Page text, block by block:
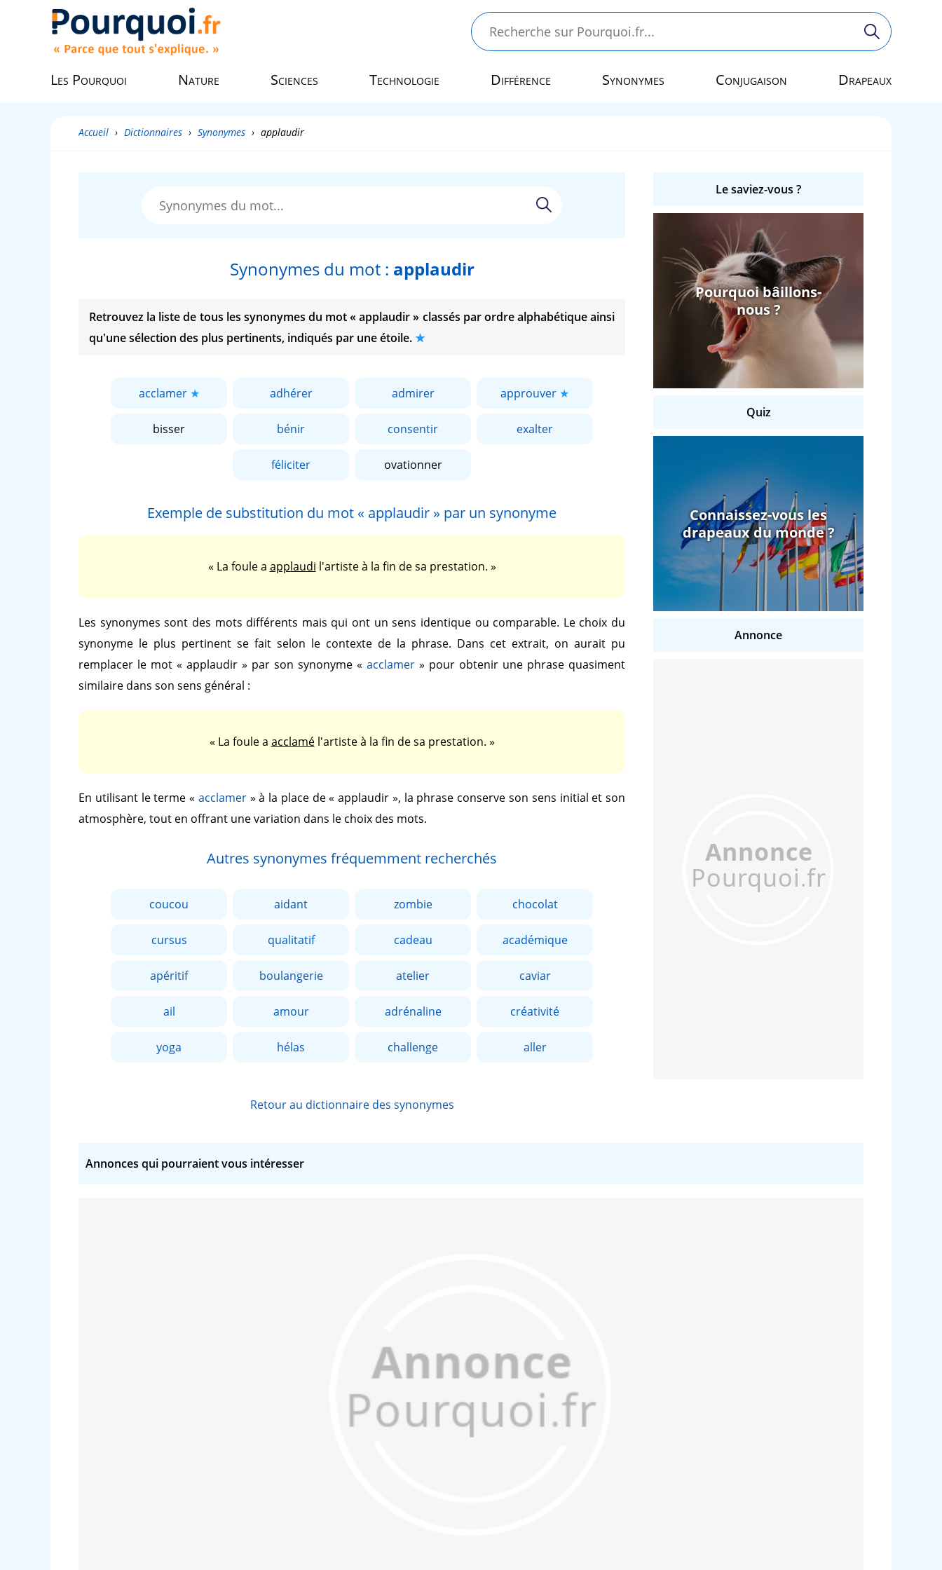
Les Pourquoi Nature Sciences Technologie Différence Synonymes Conjugaison Drapeaux
Accueil › Dictionnaires › Synonymes › applaudir
Synonymes du mot : applaudir
Retrouvez la liste de tous les synonymes du mot« applaudir » classés par ordre alphabétique ainsi
qu'une sélection des plus pertinents, indiqués par une étoile.
acclamer adhérer admirer approuver
bisser bénir consentir exalter
féliciter ovationner
Exemple de substitution du mot « applaudir » par un synonyme
« La foule a applaudi l'artiste à la fin de sa prestation. »
Les synonymes sont des mots différents mais qui ont un sens identique ou comparable. Le choix du
synonyme le plus pertinent se fait selon le contexte de la phrase. Dans cet extrait, on aurait pu
remplacer le mot « applaudir » par son synonyme « acclamer » pour obtenir une phrase quasiment
similaire dans son sens général :
« La foule a acclamél'artiste à la fin de sa prestation. »
En utilisant le terme« acclamer» à la place de« applaudir », la phrase conserve son sens initial et son
atmosphère, tout en offrant une variation dans le choix des mots.
Autres synonymes fréquemment recherchés
coucou aidant zombie chocolat
cursus qualitatif cadeau académique
apéritif boulangerie atelier caviar
ail amour adrénaline créativité
yoga hélas challenge aller
Retour au dictionnaire des synonymes
Le saviez-vous ?
Pourquoi bâillons-
nous ?
Quiz
Connaissez-vous les
drapeaux du monde ?
Annonce
Annonces qui pourraient vous intéresser